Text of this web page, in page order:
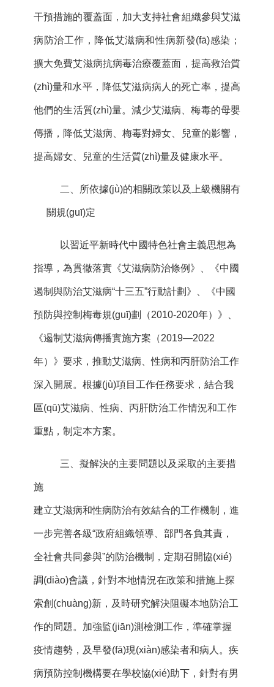
干預措施的覆蓋面，加大支持社會組織參與艾滋
病防治工作，降低艾滋病和性病新發(fā)感染；
擴大免費艾滋病抗病毒治療覆蓋面，提高救治質
(zhì)量和水平，降低艾滋病病人的死亡率，提高
他們的生活質(zhì)量。減少艾滋病、梅毒的母嬰
傳播，降低艾滋病、梅毒對婦女、兒童的影響，
提高婦女、兒童的生活質(zhì)量及健康水平。
二、所依據(jù)的相關政策以及上級機關有
關規(guī)定
以習近平新時代中國特色社會主義思想為
指導，為貫徹落實《艾滋病防治條例》、《中國
遏制與防治艾滋病“十三五”行動計劃》、《中國
預防與控制梅毒規(guī)劃（2010-2020年）》、
《遏制艾滋病傳播實施方案（2019—2022
年）》要求，推動艾滋病、性病和丙肝防治工作
深入開展。根據(jù)項目工作任務要求，結合我
區(qū)艾滋病、性病、丙肝防治工作情況和工作
重點，制定本方案。
三、擬解決的主要問題以及采取的主要措
施
建立艾滋病和性病防治有效結合的工作機制，進
一步完善各級“政府組織領導、部門各負其責，
全社會共同參與”的防治機制，定期召開協(xié)
調(diào)會議，針對本地情況在政策和措施上探
索創(chuàng)新，及時研究解決阻礙本地防治工
作的問題。加強監(jiān)測檢測工作，準確掌握
疫情趨勢，及早發(fā)現(xiàn)感染者和病人。疾
病預防控制機構要在學校協(xié)助下，針對有男